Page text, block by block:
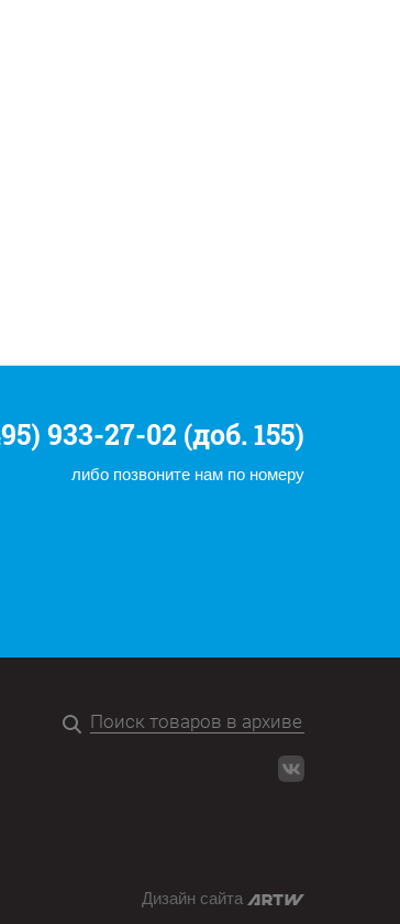
933-27-02 (доб. 155)
либо позвоните нам по номеру
Дизайн сайта